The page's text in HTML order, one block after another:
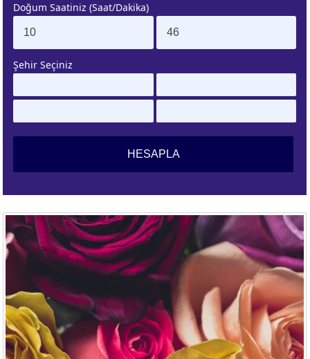
4. EV
Doğum Saatiniz (Saat/Dakika)
Şehir Seçiniz